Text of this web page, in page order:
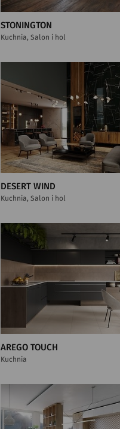
STONINGTON
Kuchnia, Salon i hol
DESERT WIND
Kuchnia, Salon i hol
AREGO TOUCH
Kuchnia